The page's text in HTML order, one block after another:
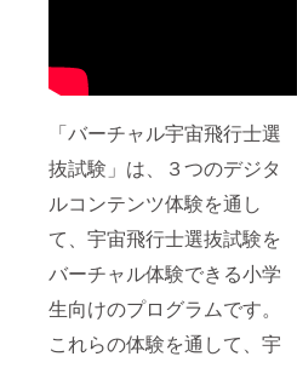
「バーチャル宇宙飛行士選
抜試験」は、３つのデジタ
ルコンテンツ体験を通し
て、宇宙飛行士選抜試験を
バーチャル体験できる小学
生向けのプログラムです。
これらの体験を通して、宇